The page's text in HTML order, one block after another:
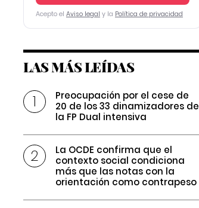
Acepto el Aviso legal y la Política de privacidad
LAS MÁS LEÍDAS
Preocupación por el cese de
20 de los 33 dinamizadores de
la FP Dual intensiva
La OCDE confirma que el
contexto social condiciona
más que las notas con la
orientación como contrapeso